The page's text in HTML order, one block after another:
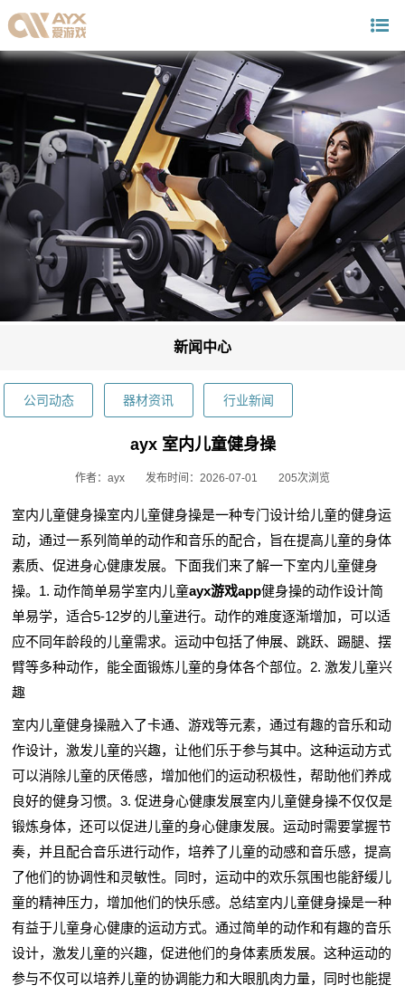
新闻中心
公司动态 器材资讯 行业新闻
ayx 室内儿童健身操
作者：ayx 发布时间：2026-07-01 205次浏览
室内儿童健身操室内儿童健身操是一种专门设计给儿童的健身运
动，通过一系列简单的动作和音乐的配合，旨在提高儿童的身体
素质、促进身心健康发展。下面我们来了解一下室内儿童健身
操。1. 动作简单易学室内儿童ayx游戏app健身操的动作设计简
单易学，适合5-12岁的儿童进行。动作的难度逐渐增加，可以适
应不同年龄段的儿童需求。运动中包括了伸展、跳跃、踢腿、摆
臂等多种动作，能全面锻炼儿童的身体各个部位。2. 激发儿童兴
趣
室内儿童健身操融入了卡通、游戏等元素，通过有趣的音乐和动
作设计，激发儿童的兴趣，让他们乐于参与其中。这种运动方式
可以消除儿童的厌倦感，增加他们的运动积极性，帮助他们养成
良好的健身习惯。3. 促进身心健康发展室内儿童健身操不仅仅是
锻炼身体，还可以促进儿童的身心健康发展。运动时需要掌握节
奏，并且配合音乐进行动作，培养了儿童的动感和音乐感，提高
了他们的协调性和灵敏性。同时，运动中的欢乐氛围也能舒缓儿
童的精神压力，增加他们的快乐感。总结室内儿童健身操是一种
有益于儿童身心健康的运动方式。通过简单的动作和有趣的音乐
设计，激发儿童的兴趣，促进他们的身体素质发展。这种运动的
参与不仅可以培养儿童的协调能力和大眼肌肉力量，同时也能提